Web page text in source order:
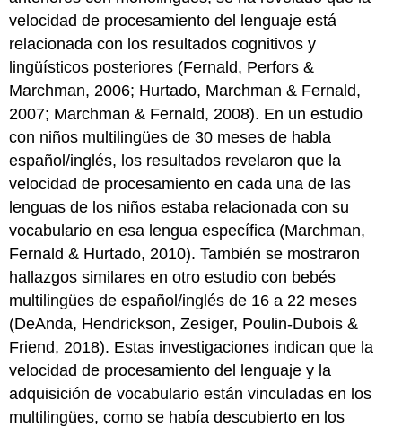
velocidad de procesamiento del lenguaje está
relacionada con los resultados cognitivos y
lingüísticos posteriores (Fernald, Perfors &
Marchman, 2006; Hurtado, Marchman & Fernald,
2007; Marchman & Fernald, 2008). En un estudio
con niños multilingües de 30 meses de habla
español/inglés, los resultados revelaron que la
velocidad de procesamiento en cada una de las
lenguas de los niños estaba relacionada con su
vocabulario en esa lengua específica (Marchman,
Fernald & Hurtado, 2010). También se mostraron
hallazgos similares en otro estudio con bebés
multilingües de español/inglés de 16 a 22 meses
(DeAnda, Hendrickson, Zesiger, Poulin-Dubois &
Friend, 2018). Estas investigaciones indican que la
velocidad de procesamiento del lenguaje y la
adquisición de vocabulario están vinculadas en los
multilingües, como se había descubierto en los